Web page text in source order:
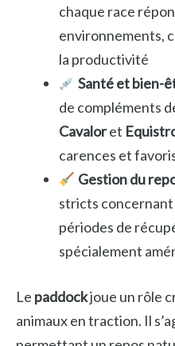
chaque race
environnements,
la productivité
Santé et bien-
de compléments
Cavaloret
carences et
Gestion du
stricts concernant
périodes de
spécialement
Le paddockjoue un rôle
animaux en traction. Il